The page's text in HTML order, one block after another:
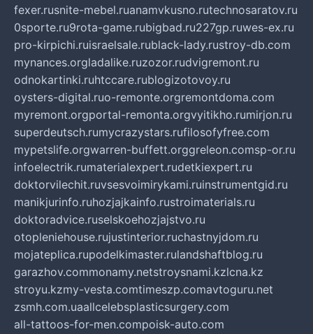
fexer.rusnite-mebel.ruanamvkusno.rutechnosaratov.ru
0sporte.ru9rota-game.rubigbad.ru227gp.ruwes-ex.ru
pro-kirpichi.ruisraelsale.rublack-lady.rustroy-db.com
mynances.orgladalike.ruzozor.rudvigremont.ru
odnokartinki.ruhtccare.rublogizotovoy.ru
oysters-digital.ruo-remonte.orgremontdoma.com
myremont.orgportal-remonta.orgvyitikho.rumirjon.ru
superdeutsch.rumycrazystars.rufilosofyfree.com
mypetslife.orgwarren-buffett.orggreleon.comsp-or.ru
infoelectrik.rumaterialexpert.rudetkiexpert.ru
doktorvilechit.ruvsesvoimirykami.ruinstrumentgid.ru
manikjurinfo.ruhozjajkainfo.rustroimaterials.ru
doktoradvice.ruselskoehozjajstvo.ru
otopleniehouse.rujustinterior.ruchastnyjdom.ru
mojateplica.rupodelkimaster.rulandshaftblog.ru
garazhov.commonamy.netstroysnami.kzlcna.kz
stroyu.kzmy-vesta.comtimeszp.comavtoguru.net
zsmh.com.uaallcelebsplasticsurgery.com
all-tattoos-for-men.compoisk-auto.com